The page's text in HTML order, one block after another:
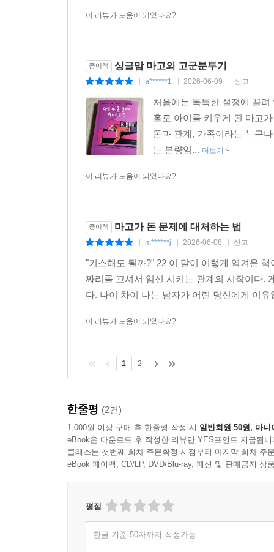
이 리뷰가 도움이 되었나요?
종이책 싱글맘 마고의 고군분투기
a******1 2026-06-09 신고
처음에는 독특한 설정에 끌
홀로 아이를 키우게 된 마고
돈과 관계, 가족이라는 누구
는 분량임... 더보기
이 리뷰가 도움이 되었나요?
종이책 마고가 돈 문제에 대처하는 법
m******j 2026-06-08 신고
"키스해도 될까?" 22 이 말이 이렇게 역겨운
짜리를 꼬셔서 임신 시키는 관계의 시작이다.
다. 나이 차이 나는 남자가 어린 당신에게 이
이 리뷰가 도움이 되었나요?
1 2
한줄평 (2건)
1,000원 이상 구매 후 한줄평 작성 시 일반회원 50원, 마니
eBook은 다운로드 후 작성한 리뷰만 YES포인트 지급됩니
클래스는 첫번째 회차 주문확정 시점부터 마지막 회차 주
eBook 페이백, CD/LP, DVD/Blu-ray, 패션 및 판매금지 상
평점
한글 기준 50자까지 작성가능